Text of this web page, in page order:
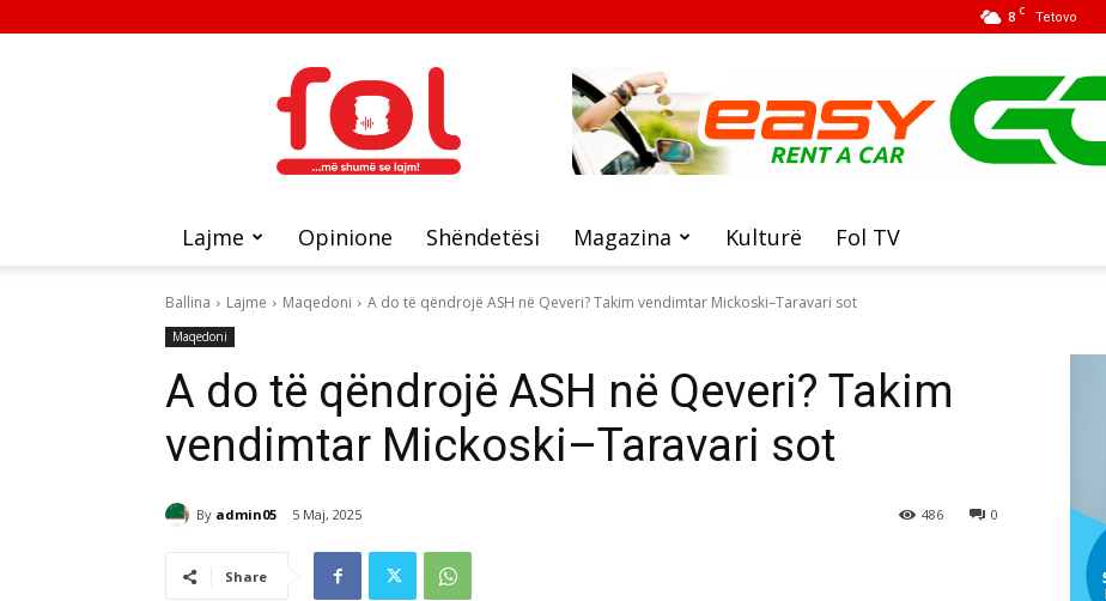
8 C Tetovo
FOL
Lajme Opinione Shëndetësi Magazina Kulturë Fol TV
Ballina Lajme Maqedoni A do të qëndrojë ASH në Qeveri? Takim vendimtar Mickoski–Taravari sot
Maqedoni
A do të qëndrojë ASH në Qeveri? Takim
vendimtar Mickoski–Taravari sot
By admin05 5 Maj, 2025 0
486
Share